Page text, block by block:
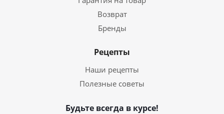
Возврат
Бренды
Рецепты
Наши рецепты
Полезные советы
Будьте всегда в курсе!